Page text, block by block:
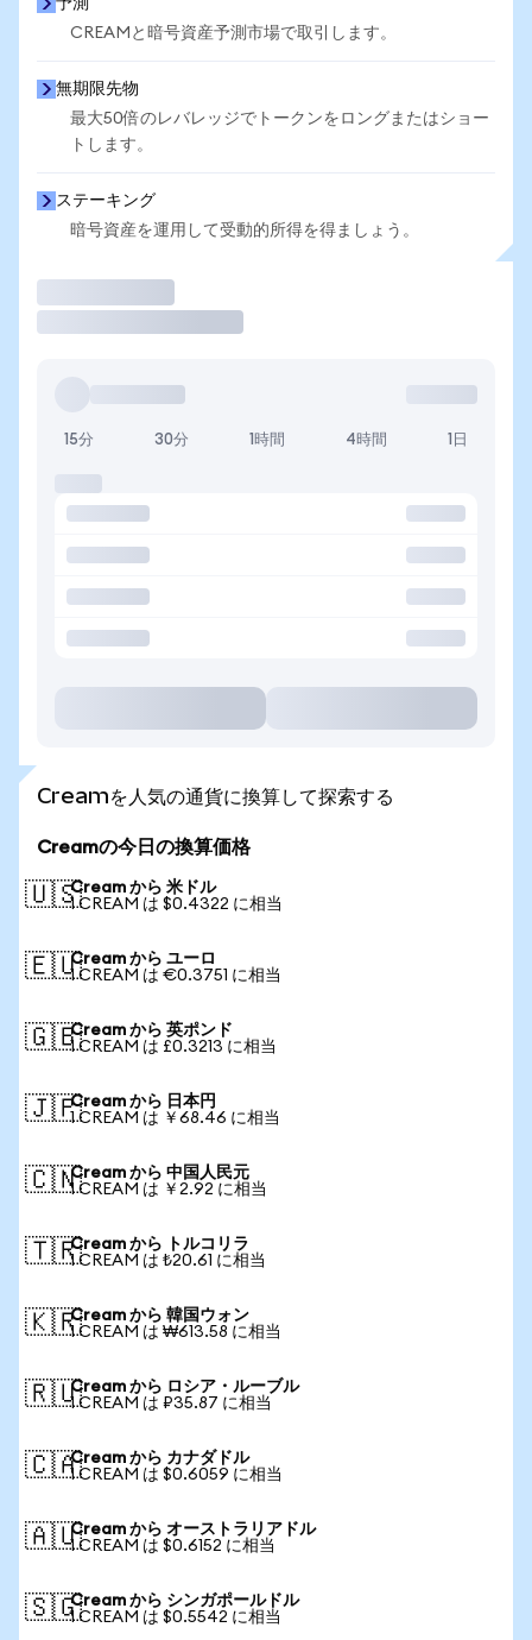
予測
CREAMと暗号資産予測市場で取引します。
無期限先物
最大50倍のレバレッジでトークンをロングまたはショー
トします。
ステーキング
暗号資産を運用して受動的所得を得ましょう。
15分 30分 1時間 4時間 1日
Creamを人気の通貨に換算して探索する
Creamの今日の換算価格
🇺🇸Cream から 米ドル
1 CREAM は $0.4322 に相当
🇪🇺Cream から ユーロ
1 CREAM は €0.3751 に相当
🇬🇧Cream から 英ポンド
1 CREAM は £0.3213 に相当
🇯🇵Cream から 日本円
1 CREAM は ￥68.46 に相当
🇨🇳Cream から 中国人民元
1 CREAM は ￥2.92 に相当
🇹🇷Cream から トルコリラ
1 CREAM は ₺20.61 に相当
🇰🇷Cream から 韓国ウォン
1 CREAM は ₩613.58 に相当
🇷🇺Cream から ロシア・ルーブル
1 CREAM は ₽35.87 に相当
🇨🇦Cream から カナダドル
1 CREAM は $0.6059 に相当
🇦🇺Cream から オーストラリアドル
1 CREAM は $0.6152 に相当
🇸🇬Cream から シンガポールドル
1 CREAM は $0.5542 に相当